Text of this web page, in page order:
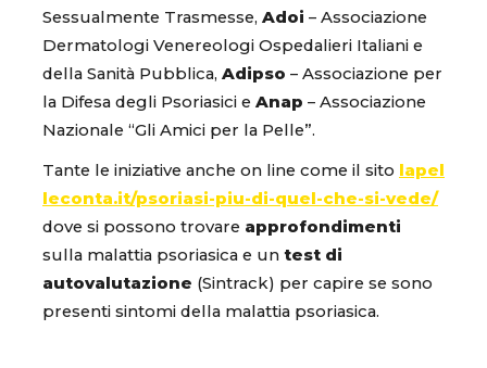
Sessualmente Trasmesse, Adoi – Associazione
Dermatologi Venereologi Ospedalieri Italiani e
della Sanità Pubblica, Adipso – Associazione per
la Difesa degli Psoriasici e Anap – Associazione
Nazionale “Gli Amici per la Pelle”.
Tante le iniziative anche on line come il sito lapel
leconta.it/psoriasi-piu-di-quel-che-si-vede/
dove si possono trovare approfondimenti
sulla malattia psoriasica e un test di
autovalutazione (Sintrack) per capire se sono
presenti sintomi della malattia psoriasica.